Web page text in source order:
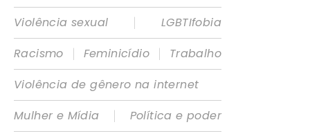
Violência sexual
|
LGBTIfobia
Racismo
| Feminicídio |
Trabalho
Violência de gênero na internet
Mulher e Mídia
|
Política e poder